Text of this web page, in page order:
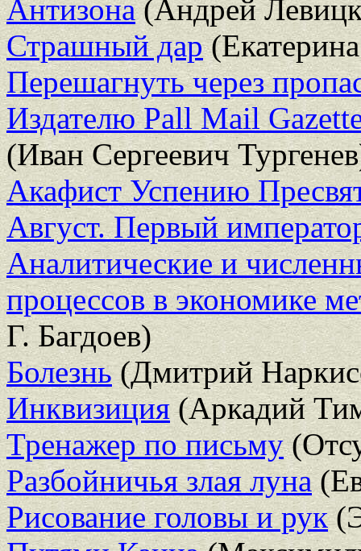
Антизона(Андрей
Страшный дар
Перешагнуть через
Издателю Pall Mail
(Иван Сергеевич
Акафист Успению
Август. Первый
Аналитические и
процессов в экономике
Г. Багдоев)
Болезнь(Дмитрий
Инквизиция(Аркадий
Тренажер по письму
Разбойничья злая луна
Рисование головы и рук